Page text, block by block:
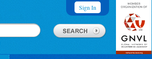
Sign In